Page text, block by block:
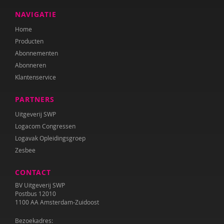
Carolina Bakker
Ina Bakker
Pieter Paul Bakker
Marielle Balledux
Miriam Barendregt
Ana del Barrio Saiz
Zeina Bassa
Daniëlla Bastin
NAVIGATIE
Home
Producten
Abonnementen
Abonneren
Klantenservice
PARTNERS
Uitgeverij SWP
Logacom Congressen
Logavak Opleidingsgroep
Zesbee
CONTACT
BV Uitgeverij SWP
Postbus 12010
1100 AA Amsterdam-Zuidoost
Bezoekadres: